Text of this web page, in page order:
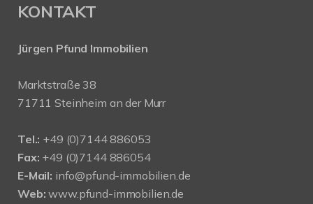
KONTAKT
Jürgen Pfund Immobilien
Marktstraße 38
71711 Steinheim an der Murr
Tel.: +49 (0)7144 886053
Fax: +49 (0)7144 886054
E-Mail: info@pfund-immobilien.de
Web: www.pfund-immobilien.de